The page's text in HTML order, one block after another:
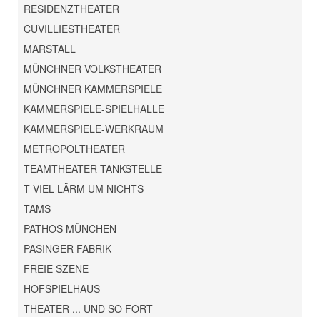
RESIDENZTHEATER
CUVILLIESTHEATER
MARSTALL
MÜNCHNER VOLKSTHEATER
MÜNCHNER KAMMERSPIELE
KAMMERSPIELE-SPIELHALLE
KAMMERSPIELE-WERKRAUM
METROPOLTHEATER
TEAMTHEATER TANKSTELLE
T VIEL LÄRM UM NICHTS
TAMS
PATHOS MÜNCHEN
PASINGER FABRIK
FREIE SZENE
HOFSPIELHAUS
THEATER ... UND SO FORT